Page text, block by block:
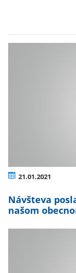
21.01.2021
Návšteva
našom